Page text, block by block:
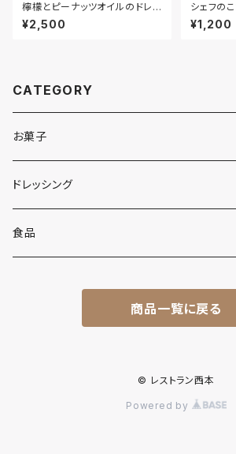
檸檬とピーナッツオイルのドレッ
シング三本セット
¥2,500
シェフの
ット（１
¥1,200
CATEGORY
お菓子
ドレッシング
食品
商品一覧に戻る
© レストラン西本
Powered by